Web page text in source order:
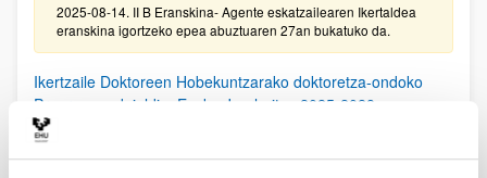
2025-08-14. II B Eranskina- Agente eskatzailearen Ikertaldea
eranskina igortzeko epea abuztuaren 27an bukatuko da.
Ikertzaile Doktoreen Hobekuntzarako doktoretza-ondoko
Programen deialdia, Eusko Jaurlaritza 2025-2028
25/08/25. EHUko konpromiso agiria lortzeko epea 2025/09/10